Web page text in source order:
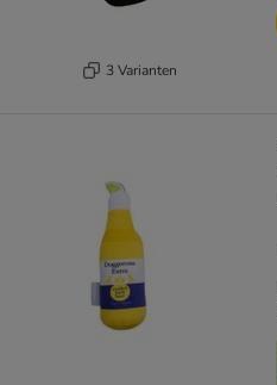
3 Varianten